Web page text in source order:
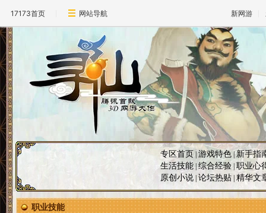
17173首页 网站导航 新网游
专区首页 |游戏特色 |新手指
生活技能|综合经验 职业心
原创小说 论坛热贴 精华文
职业技能